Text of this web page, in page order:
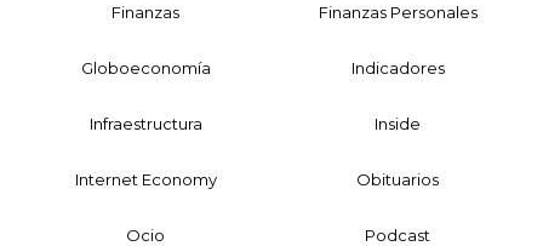
Finanzas Finanzas Personales
Globoeconomía Indicadores
Infraestructura Inside
Internet Economy Obituarios
Ocio Podcast